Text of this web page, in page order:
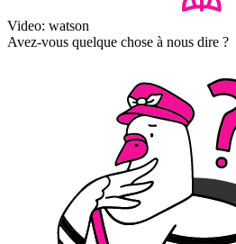
Video: watson
Avez-vous quelque chose à nous dire ?